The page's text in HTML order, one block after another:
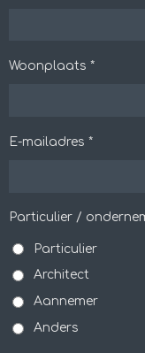
Woonplaats *
E-mailadres *
Particulier /
Particulier
Architect
Aannemer
Anders